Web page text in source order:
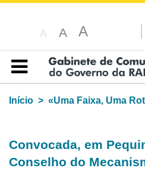
A A A
Índice
Início
«Uma Faixa, Uma
Convocada, em
Conselho do